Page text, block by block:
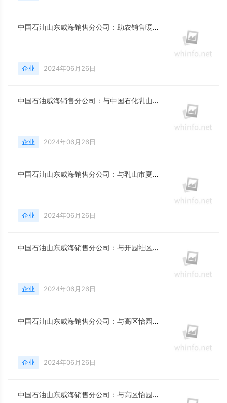
中国石油山东威海销售分公司：助农销售暖人心 增收致富有信心
企业 2024年06月26日
中国石油威海销售分公司：与中国石化乳山党支部签订党建共建协议
企业 2024年06月26日
中国石油山东威海销售分公司：与乳山市夏村镇南庄党支部签订党建共建协议
企业 2024年06月26日
中国石油山东威海销售分公司：与开园社区党总支签订党建共建协议
企业 2024年06月26日
中国石油山东威海销售分公司：与高区怡园街道恒泰街社区党支部签订党建共建协议
企业 2024年06月26日
中国石油山东威海销售分公司：与高区怡园街道鞍山路社区签订党建共建协议